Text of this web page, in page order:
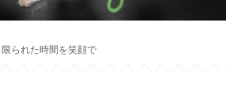
限られた時間を笑顔で